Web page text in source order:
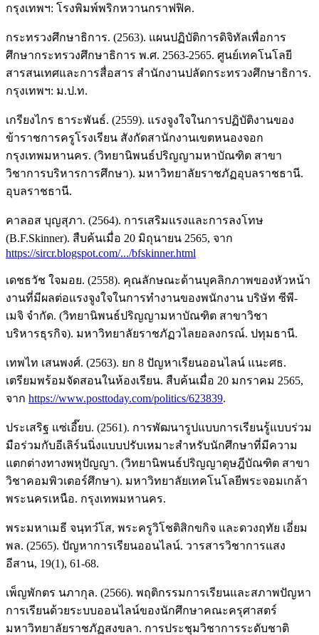
กรุงเทพฯ: โรงพิมพ์พริกหวานกราฟฟิค.
กระทรวงศึกษาธิการ. (2563). แผนปฏิบัติการดิจิทัลเพื่อการ
ศึกษากระทรวงศึกษาธิการ พ.ศ. 2563-2565. ศูนย์เทคโนโลยี
สารสนเทศและการสื่อสาร สำนักงานปลัดกระทรวงศึกษาธิการ.
กรุงเทพฯ: ม.ป.ท.
เกรียงไกร ธาระพันธ์. (2559). แรงจูงใจในการปฏิบัติงานของ
ข้าราชการครูโรงเรียน สังกัดสานักงานเขตหนองจอก
กรุงเทพมหานคร. (วิทยานิพนธ์ปริญญามหาบัณฑิต สาขา
วิชาการบริหารการศึกษา). มหาวิทยาลัยราชภัฏอุบลราชธานี.
อุบลราชธานี.
คาลอส บุญสุภา. (2564). การเสริมแรงและการลงโทษ
(B.F.Skinner). สืบค้นเมื่อ 20 มิถุนายน 2565, จาก
https://sircr.blogspot.com/.../bfskinner.html
เดชธวัช ใจมอย. (2558). คุณลักษณะด้านบุคลิกภาพของหัวหน้า
งานที่มีผลต่อแรงจูงใจในการทำงานของพนักงาน บริษัท ซีพี-
เมจิ จำกัด. (วิทยานิพนธ์ปริญญามหาบัณฑิต สาขาวิชา
บริหารธุรกิจ). มหาวิทยาลัยราชภัฏวไลยอลงกรณ์. ปทุมธานี.
เทพไท เสนพงศ์. (2563). ยก 8 ปัญหาเรียนออนไลน์ แนะศธ.
เตรียมพร้อมจัดสอนในห้องเรียน. สืบค้นเมื่อ 20 มกราคม 2565,
จาก https://www.posttoday.com/politics/623839.
ประเสริฐ แซ่เอี๊ยบ. (2561). การพัฒนารูปแบบการเรียนรู้แบบร่วม
มือร่วมกับอีเลิร์นนิ่งแบบปรับเหมาะสำหรับนักศึกษาที่มีความ
แตกต่างทางพหุปัญญา. (วิทยานิพนธ์ปริญญาดุษฎีบัณฑิต สาขา
วิชาคอมพิวเตอร์ศึกษา). มหาวิทยาลัยเทคโนโลยีพระจอมเกล้า
พระนครเหนือ. กรุงเทพมหานคร.
พระมหาเมธี จนฺทวํโส, พระครูวิโชติสิกขกิจ และดวงฤทัย เอี่ยม
พล. (2565). ปัญหาการเรียนออนไลน์. วารสารวิชาการแสง
อีสาน, 19(1), 61-68.
เพ็ญพักตร นภากุล. (2566). พฤติกรรมการเรียนและสภาพปัญหา
การเรียนด้วยระบบออนไลน์ของนักศึกษาคณะครุศาสตร์
มหาวิทยาลัยราชภัฏสงขลา. การประชุมวิชาการระดับชาติ